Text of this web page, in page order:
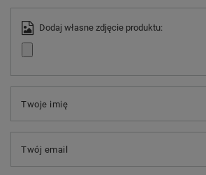
Dodaj własne zdjęcie produktu:
Twoje imię
Twój email